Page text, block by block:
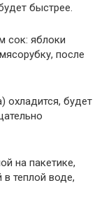
быстрее.
сок: яблоки
после
охладится, будет
на пакетике,
теплой воде,